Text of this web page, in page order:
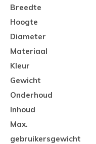
Breedte
Hoogte
Diameter
Materiaal
Kleur
Gewicht
Onderhoud
Inhoud
Max.
gebruikersgewicht